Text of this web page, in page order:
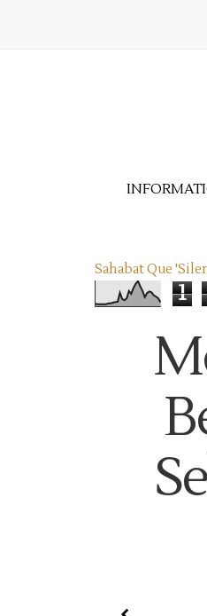
Sahabat Que
1